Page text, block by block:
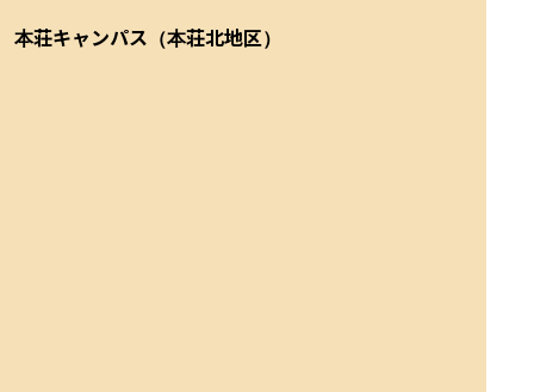
本荘キャンパス（本荘北地区）